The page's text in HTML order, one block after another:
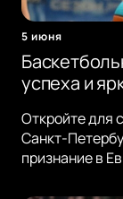
5 июня
успеха и
Откройте для
Санкт-
признание в